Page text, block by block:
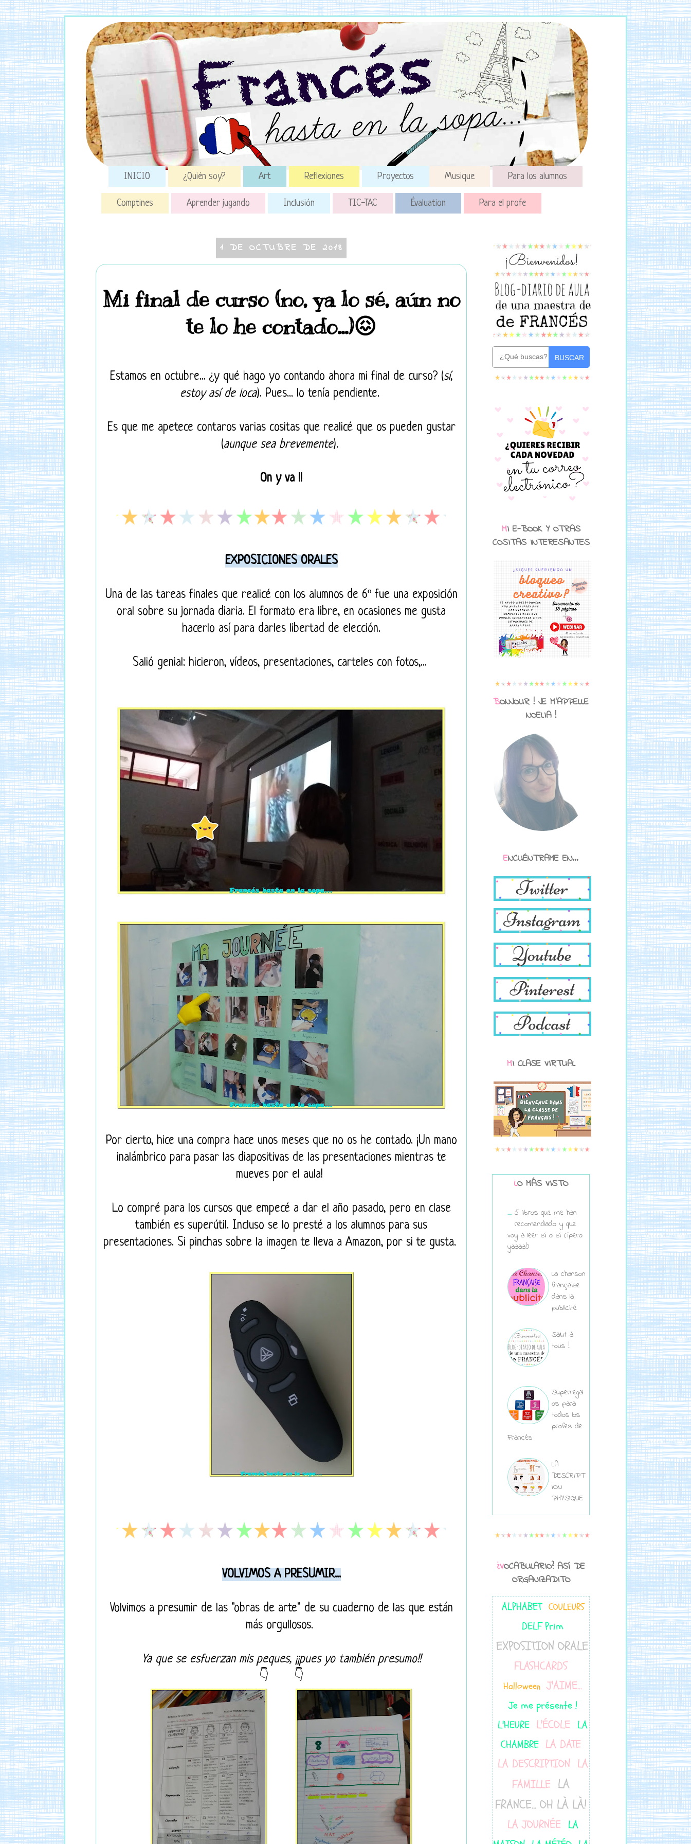
INICIO ¿Quién soy? Art Reflexiones Proyectos Musique Para los alumnos
Comptines Aprender jugando Inclusión TIC-TAC Évaluation Para el profe
1 DE OCTUBRE DE 2018
Mi final de curso (no, ya lo sé, aún no
te lo he contado...)😖
Estamos en octubre... ¿y qué hago yo contando ahora mi final de curso? (sí,
estoy así de loca). Pues... lo tenía pendiente.
Es que me apetece contaros varias cositas que realicé que os pueden gustar
(aunque sea brevemente).
On y va !!
EXPOSICIONES ORALES
Una de las tareas finales que realicé con los alumnos de 6º fue una exposición
oral sobre su jornada diaria. El formato era libre, en ocasiones me gusta
hacerlo así para darles libertad de elección.
Salió genial: hicieron, vídeos, presentaciones, carteles con fotos,...
Por cierto, hice una compra hace unos meses que no os he contado. ¡Un mano
inalámbrico para pasar las diapositivas de las presentaciones mientras te
mueves por el aula!
Lo compré para los cursos que empecé a dar el año pasado, pero en clase
también es superútil. Incluso se lo presté a los alumnos para sus
presentaciones. Si pinchas sobre la imagen te lleva a Amazon, por si te gusta.
VOLVIMOS A PRESUMIR...
Volvimos a presumir de las "obras de arte" de su cuaderno de las que están
más orgullosos.
Ya que se esfuerzan mis peques, ¡¡pues yo también presumo!!
👇 👇
BUSCAR
MI E-BOOK Y OTRAS
COSITAS INTERESANTES
BONJOUR ! JE M'APPELLE
NOELIA !
ENCUÉNTRAME EN...
MI CLASE VIRTUAL
LO MÁS VISTO
5 libros que me han
recomendado y que
voy a leer sí o sí (¡pero
yaaaa!)
La chanson
française
dans la
publicité
Salut à
tous !
Superregal
os para
todos los
profes de
Francés
LA
DESCRIPT
ION
PHYSIQUE
¿VOCABULARIO? ASÍ DE
ORGANIZADITO
ALPHABET COULEURS
DELF Prim
EXPOSITION ORALE
FLASHCARDS
Halloween J'AIME...
Je me présente !
L'HEURE L'ÉCOLE LA
CHAMBRE LA DATE
LA DESCRIPTION LA
FAMILLE LA
FRANCE... OH LÀ LÀ!
LA JOURNÉE LA